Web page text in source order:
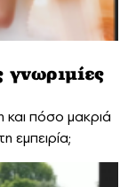
γνωριμίες
και πόσο μακριά
εμπειρία;